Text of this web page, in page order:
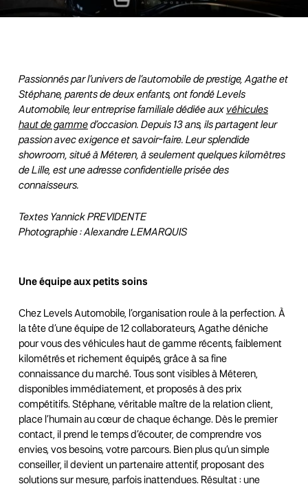
Passionnés par l’univers de l’automobile de prestige, Agathe et
Stéphane, parents de deux enfants, ont fondé Levels
Automobile, leur entreprise familiale dédiée aux véhicules
haut de gammed’occasion. Depuis 13 ans, ils partagent leur
passion avec exigence et savoir-faire. Leur splendide
showroom, situé à Méteren, à seulement quelques kilomètres
de Lille, est une adresse confidentielle prisée des
connaisseurs.
Textes Yannick PREVIDENTE
Photographie : Alexandre LEMARQUIS
Une équipe aux petits soins
Chez Levels Automobile, l’organisation roule à la perfection. À
la tête d’une équipe de 12 collaborateurs, Agathe déniche
pour vous des véhicules haut de gamme récents, faiblement
kilométrés et richement équipés, grâce à sa fine
connaissance du marché. Tous sont visibles à Méteren,
disponibles immédiatement, et proposés à des prix
compétitifs. Stéphane, véritable maître de la relation client,
place l’humain au cœur de chaque échange. Dès le premier
contact, il prend le temps d’écouter, de comprendre vos
envies, vos besoins, votre parcours. Bien plus qu’un simple
conseiller, il devient un partenaire attentif, proposant des
solutions sur mesure, parfois inattendues. Résultat : une